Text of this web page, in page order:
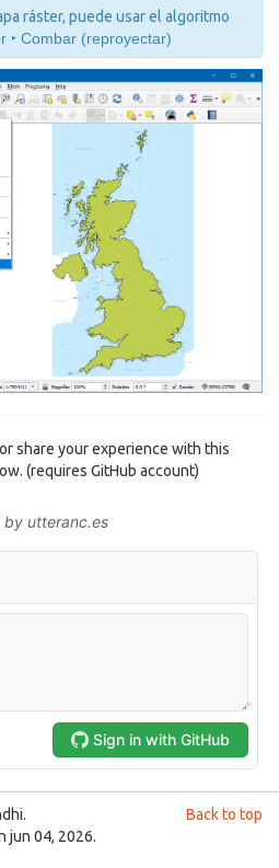
ráster, puede usar el algoritmo
‣ Combar (reproyectar)
share your experience with this
(requires GitHub account)
Back to top
jun 04, 2026.